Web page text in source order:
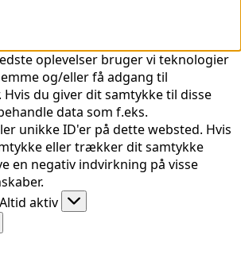
oplevelser bruger vi teknologier
og/eller få adgang til
du giver dit samtykke til disse
data som f.eks.
unikke ID'er på dette websted. Hvis
eller trækker dit samtykke
en negativ indvirkning på visse
Funktionsdygtig
Altid aktiv